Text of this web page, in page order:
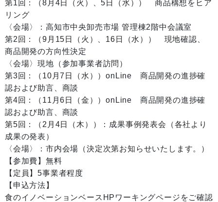
第1回：（8月4日（火）、5日（水）） 商品構想をヒア
リング
〈会場〉：高知市中央卸売市場 管理棟2階中会議室
第2回：（9月15日（火）、16日（水）） 現地確認、
商品開発の方向性決定
〈会場〉現地（参加事業者訪問）
第3回：（10月7日（水））onLine 商品開発の進捗確
認および助言、商談
第4回：（11月6日（金））onLine 商品開発の進捗確
認および助言、商談
第5回：（2月4日（木））：成果事例発表会（各社より
成果の発表）
〈会場〉：市内会場（決定次第お知らせいたします。）
【参加費】無料
【定員】5事業者程度
【申込方法】
食のイノベーションベースHPワーキングページをご確認